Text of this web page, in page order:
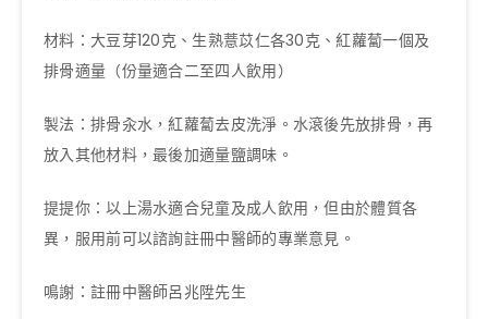
材料：大豆芽120克、生熟薏苡仁各30克、紅蘿蔔一個及
排骨適量（份量適合二至四人飲用）
製法：排骨汆水，紅蘿蔔去皮洗淨。水滾後先放排骨，再
放入其他材料，最後加適量鹽調味。
提提你：以上湯水適合兒童及成人飲用，但由於體質各
異，服用前可以諮詢註冊中醫師的專業意見。
鳴謝：註冊中醫師呂兆陞先生